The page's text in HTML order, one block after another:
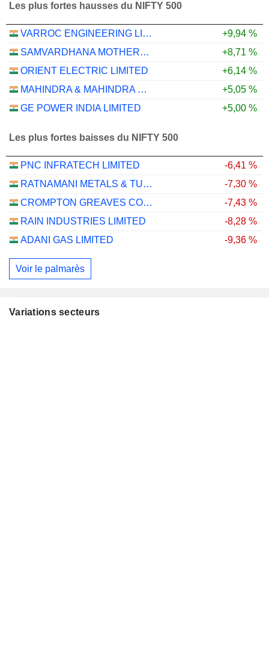
Les plus fortes hausses du NIFTY 500
VARROC ENGINEERING LIMITED
+9,94 %
SAMVARDHANA MOTHERSON INTERNATIONAL LIMITED
+8,71 %
ORIENT ELECTRIC LIMITED
+6,14 %
MAHINDRA & MAHINDRA FINANCIAL SERVICES LIMITED
+5,05 %
GE POWER INDIA LIMITED
+5,00 %
Les plus fortes baisses du NIFTY 500
PNC INFRATECH LIMITED
-6,41 %
RATNAMANI METALS & TUBES LIMITED
-7,30 %
CROMPTON GREAVES CONSUMER ELECTRICALS LIMITED
-7,43 %
RAIN INDUSTRIES LIMITED
-8,28 %
ADANI GAS LIMITED
-9,36 %
Voir le palmarès
Variations secteurs